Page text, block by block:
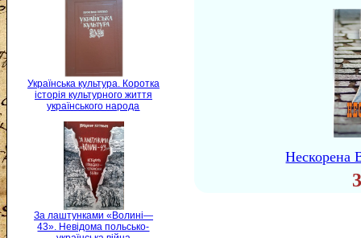
Українська культура. Коротка
історія культурного життя
українського народа
За лаштунками «Волині—
43». Невідома польсько-
Нескорена